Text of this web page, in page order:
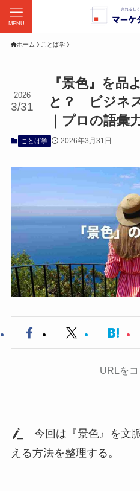
MENU
ホーム ことば学
『景色』を品
と？ ビジネ
｜プロの語彙
2026
3/31
ことば学 2026年3月31日
URLを
今回は『景色』を文
える方法を整理する。